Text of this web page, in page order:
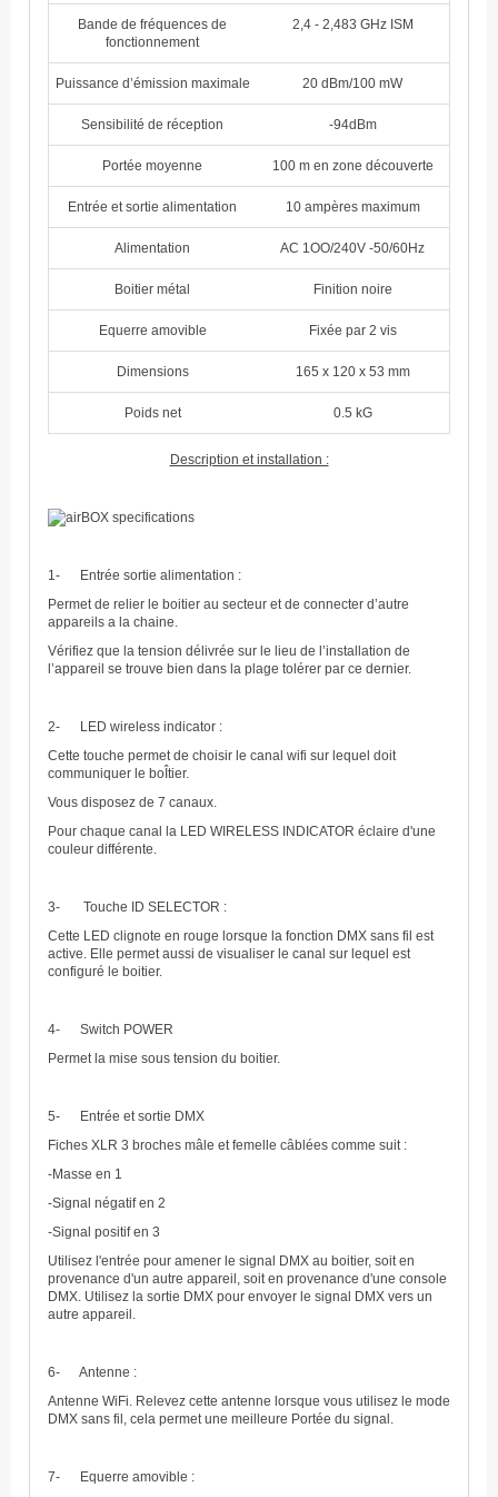
Bande de fréquences de
fonctionnement
2,4 - 2,483 GHz ISM
Puissance d’émission maximale 20 dBm/100 mW
Sensibilité de réception -94dBm
Portée moyenne 100 m en zone découverte
Entrée et sortie alimentation 10 ampères maximum
Alimentation AC 1OO/240V -50/60Hz
Boitier métal Finition noire
Equerre amovible Fixée par 2 vis
Dimensions 165 x 120 x 53 mm
Poids net 0.5 kG
Description et installation :
1- Entrée sortie alimentation :
Permet de relier le boitier au secteur et de connecter d’autre
appareils a la chaine.
Vérifiez que la tension délivrée sur le lieu de l’installation de
l’appareil se trouve bien dans la plage tolérer par ce dernier.
2- LED wireless indicator :
Cette touche permet de choisir le canal wifi sur lequel doit
communiquer le boÎtier.
Vous disposez de 7 canaux.
Pour chaque canal la LED WIRELESS INDICATOR éclaire d'une
couleur différente.
3- Touche ID SELECTOR :
Cette LED clignote en rouge lorsque la fonction DMX sans fil est
active. Elle permet aussi de visualiser le canal sur lequel est
configuré le boitier.
4- Switch POWER
Permet la mise sous tension du boitier.
5- Entrée et sortie DMX
Fiches XLR 3 broches mâle et femelle câblées comme suit :
-Masse en 1
-Signal négatif en 2
-Signal positif en 3
Utilisez l'entrée pour amener le signal DMX au boitier, soit en
provenance d'un autre appareil, soit en provenance d'une console
DMX. Utilisez la sortie DMX pour envoyer le signal DMX vers un
autre appareil.
6- Antenne :
Antenne WiFi. Relevez cette antenne lorsque vous utilisez le mode
DMX sans fil, cela permet une meilleure Portée du signal.
7- Equerre amovible :